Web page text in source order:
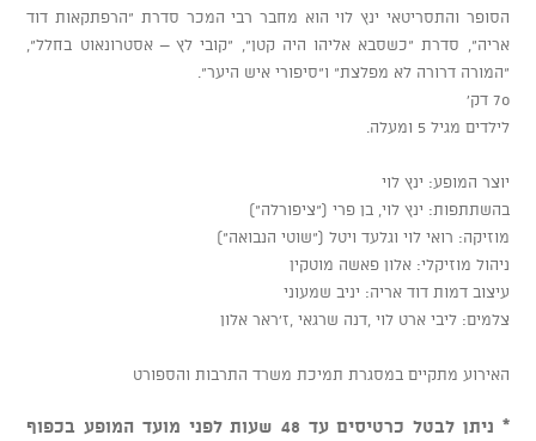
הסופר והתסריטאי ינץ לוי הוא מחבר רבי המכר סדרת "הרפתקאות דוד
אריה", סדרת "כשסבא אליהו היה קטן", "קובי לץ – אסטרונאוט בחלל",
"המורה דרורה לא מפלצת" ו"סיפורי איש היער".
70 דק'
לילדים מגיל 5 ומעלה.
יוצר המופע: ינץ לוי
בהשתתפות: ינץ לוי, בן פרי ("ציפורלה")
מוזיקה: רואי לוי וגלעד ויטל ("שוטי הנבואה")
ניהול מוזיקלי: אלון פאשה מוטקין
עיצוב דמות דוד אריה: יניב שמעוני
צלמים: ליבי ארט לוי ,דנה שרגאי ,ז'ראר אלון
האירוע מתקיים במסגרת תמיכת משרד התרבות והספורט
* ניתן לבטל כרטיסים עד 48 שעות לפני מועד המופע בכפוף